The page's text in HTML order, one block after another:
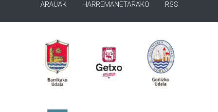
ARAUAK HARREMANETARAKO RSS